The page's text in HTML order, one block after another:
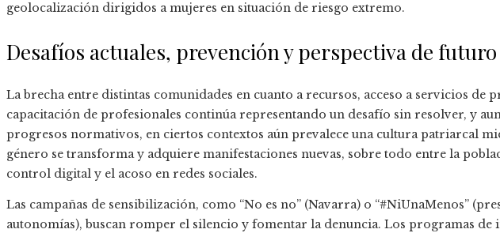
geolocalización dirigidos a mujeres en situación de riesgo extremo.
Desafíos actuales, prevención y perspectiva de futuro
La brecha entre distintas comunidades en cuanto a recursos, acceso a servicios de
capacitación de profesionales continúa representando un desafío sin resolver, y
progresos normativos, en ciertos contextos aún prevalece una cultura patriarcal
género se transforma y adquiere manifestaciones nuevas, sobre todo entre la
control digital y el acoso en redes sociales.
Las campañas de sensibilización, como “No es no” (Navarra) o “#NiUnaMenos”
autonomías), buscan romper el silencio y fomentar la denuncia. Los programas de